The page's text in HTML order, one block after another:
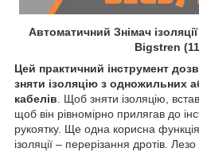
Автоматичний Знімач
Bigstren
Цей практичний інструмент
зняти ізоляцію з одножильних
кабелів. Щоб зняти ізоляцію,
щоб він рівномірно прилягав до
рукоятку. Ще одна корисна
ізоляції – перерізання дротів.